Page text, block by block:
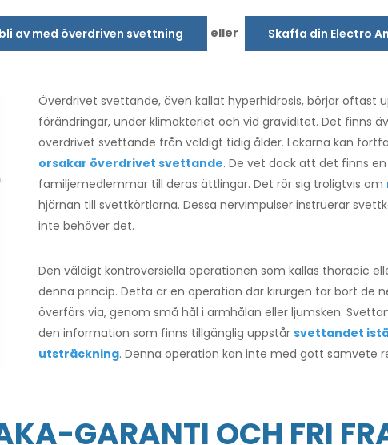
av med överdriven svettning eller Skaffa din Electro
Överdrivet svettande, även kallat hyperhidrosis, börjar oftast
förändringar, under klimakteriet och vid graviditet. Det finns
överdrivet svettande från väldigt tidig ålder. Läkarna kan
orsakar överdrivet svettande. De vet dock att det finns
familjemedlemmar till deras ättlingar. Det rör sig troligtvis om
hjärnan till svettkörtlarna. Dessa nervimpulser instruerar
inte behöver det.
Den väldigt kontroversiella operationen som kallas thoracic
denna princip. Detta är en operation där kirurgen tar bort de
överförs via, genom små hål i armhålan eller ljumsken.
den information som finns tillgänglig uppstår svettandet
utsträckning. Denna operation kan inte med gott samvete
GARANTI OCH FRI